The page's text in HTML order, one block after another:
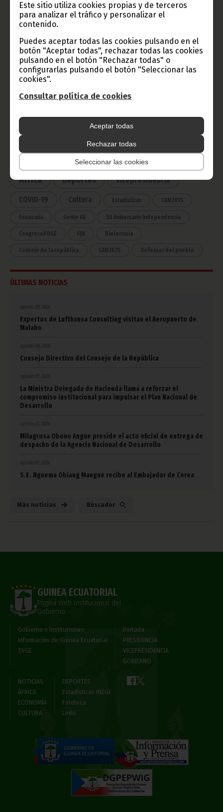
Este sitio utiliza cookies propias y de terceros
para analizar el tráfico y personalizar el
contenido.
Puedes aceptar todas las cookies pulsando en el
botón "Aceptar todas", rechazar todas las cookies
pulsando en el botón "Rechazar todas" o
configurarlas pulsando el botón "Seleccionar las
cookies".
Consultar política de cookies
Aceptar todas
Rechazar todas
Seleccionar las cookies
TVGE
Radio Nacional de Guinea
Ecuatorial
Haz click aquí para escuchar ahora
CATEGORÍAS
Noticias Gobierno
Presidencia
África
Deportes Vicepresidencia
COVID-19 Cultura Estadísticas CAN 2015
Economía Gente GE 50 Aniversario Independencia
CongresoPDGE FIJA Bielorrusia
Consejo de la república CAN 2025 Defensor del pueblo
ÚLTIMAS NOTICIAS
agosto 09, 2026
Expertos de Lufthansa Consulting visitan el Aeropuerto de
Malabo
Consejo Directivo del Consejo de la República
agosto 07, 2026
La Ministra Delegada de Hacienda llama a reforzar el
compromiso institucional para impulsar el Plan Nacional de
Desarrollo
agosto 07, 2026
Milagrosa Obono Angue preside el acto oficial de entrega de
despacho de la Agencia Nacional de Desarrollo
agosto 07, 2026
S.E. Nguema Obiang Mangue recibe al Embajador de Corea
Más noticias Búscador
GUINEA ECUATORIAL
Página Web Institucional del
Gobierno
Gobierno e Instituciones
Información de Guinea Ecuatorial
TVGE
Portada
PRESIDENCIA
VICEPRESIDENCIA
GOBIERNO
NOTICIAS
ÁFRICA
ECONOMÍA
CULTURA
DEPORTES
Estadísticas INEGE
Fototeca
Links